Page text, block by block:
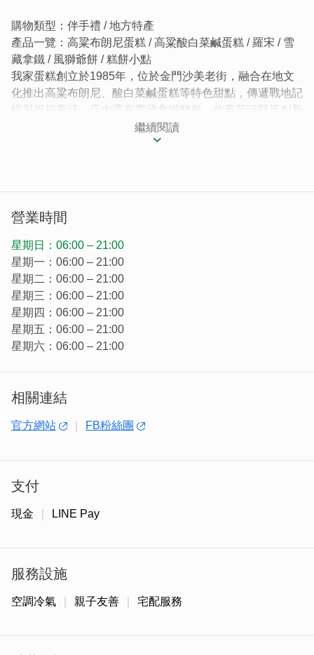
購物類型：伴手禮 / 地方特產
產品一覽：高粱布朗尼蛋糕 / 高粱酸白菜鹹蛋糕 / 羅宋 / 雪
藏拿鐵 / 風獅爺餅 / 糕餅小點
我家蛋糕創立於1985年，位於金門沙美老街，融合在地文
化推出高粱布朗尼、酸白菜鹹蛋糕等特色甜點，傳遞戰地記
憶與祝福意涵。店內還有雪藏拿鐵麵包、仿真芋頭酥等創新
美食，深受旅客與當地人喜愛。結合金門意象設計包裝，並
提供宅配與多元付款方式，是來金門不可錯過的伴手禮名
成立於1985年的我家蛋糕，坐落於充滿懷舊氛圍的沙美老
街，緊鄰金沙戲院，承載著當地居民珍貴的回憶，成為他們
從小到大的甜蜜伴侶，近40年的歷史讓我家蛋糕成為金門
居民生活的一部分，也成為無數遊子的青春記憶。
創辦人自幼熱愛烘焙，國中畢業後前往台北深造，返鄉後創
立了這家店，並持續推出創新產品。我家蛋糕的招牌產品巧
禮，結合了金門的砲戰歷史，象徵祝福與美好，成為備受歡
繼續閱讀
營業時間
星期日：06:00 – 21:00
星期一：06:00 – 21:00
星期二：06:00 – 21:00
星期三：06:00 – 21:00
星期四：06:00 – 21:00
星期五：06:00 – 21:00
星期六：06:00 – 21:00
相關連結
官方網站 FB粉絲團
支付
現金 LINE Pay
服務設施
空調冷氣 親子友善 宅配服務